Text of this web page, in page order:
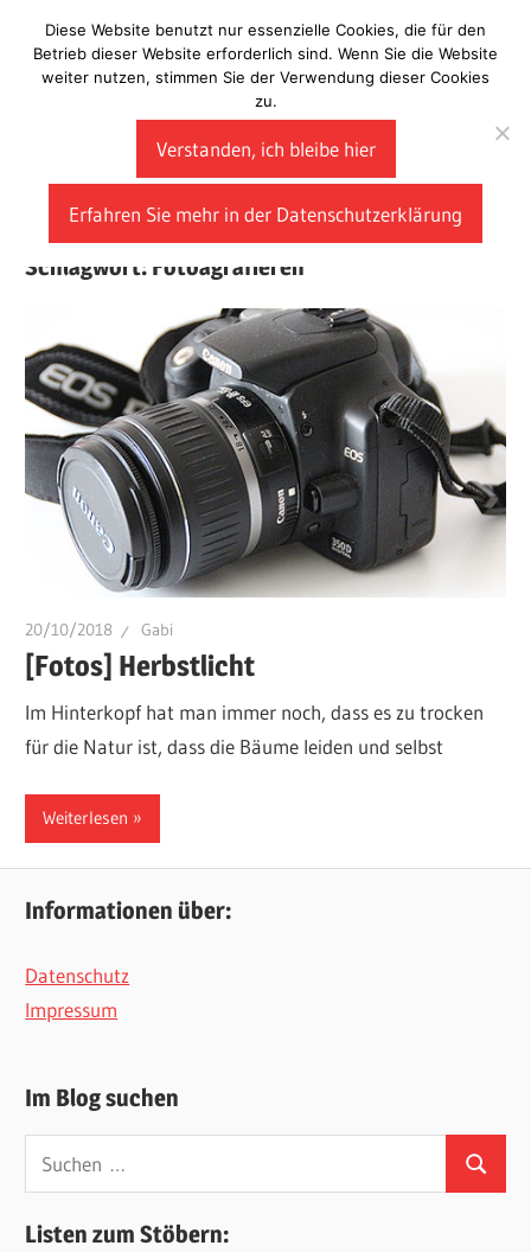
Inhalt
springen
Laberladen
Schlagwort: Fotoagrafieren
20/10/2018 Gabi
[Fotos] Herbstlicht
Im Hinterkopf hat man immer noch, dass es zu trocken
für die Natur ist, dass die Bäume leiden und selbst
Weiterlesen
Informationen über:
Datenschutz
Impressum
Im Blog suchen
Suchen
nach:
Suchen
Listen zum Stöbern:
Diese Website benutzt nur essenzielle Cookies, die für den
Betrieb dieser Website erforderlich sind. Wenn Sie die Website
weiter nutzen, stimmen Sie der Verwendung dieser Cookies
zu.
Verstanden, ich bleibe hier
Erfahren Sie mehr in der Datenschutzerklärung